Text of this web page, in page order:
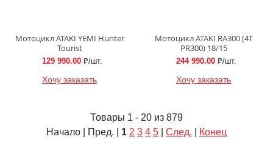
Мотоцикл ATAKI YEMI Hunter
Tourist
129 990.00 ₽/шт.
Хочу заказать
Мотоцикл ATAKI RA300 (4T
PR300) 18/15
244 990.00 ₽/шт.
Хочу заказать
Товары 1 - 20 из 879
Начало | Пред. | 1 2 3 4 5 След. Конец